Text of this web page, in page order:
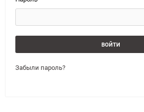
Забыли пароль?